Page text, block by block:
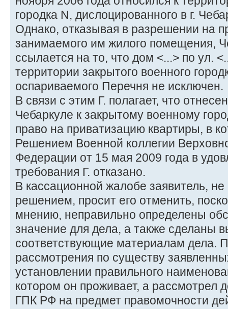
городка N, дислоцированного в г.
Однако, отказывая в разрешении на
занимаемого им жилого помещения,
ссылается на то, что дом <...> по ул.
территории закрытого военного
оспариваемого Перечня не исключен.
В связи с этим Г. полагает, что
Чебаркуле к закрытому военному
право на приватизацию квартиры, в
Решением Военной коллегии
Федерации от 15 мая 2009 года в
требования Г. отказано.
В кассационной жалобе заявитель,
решением, просит его отменить,
мнению, неправильно определены
значение для дела, а также сделаны
соответствующие материалам дела.
рассмотрения по существу
установлении правильного
котором он проживает, а рассмотрел
ГПК РФ на предмет правомочности